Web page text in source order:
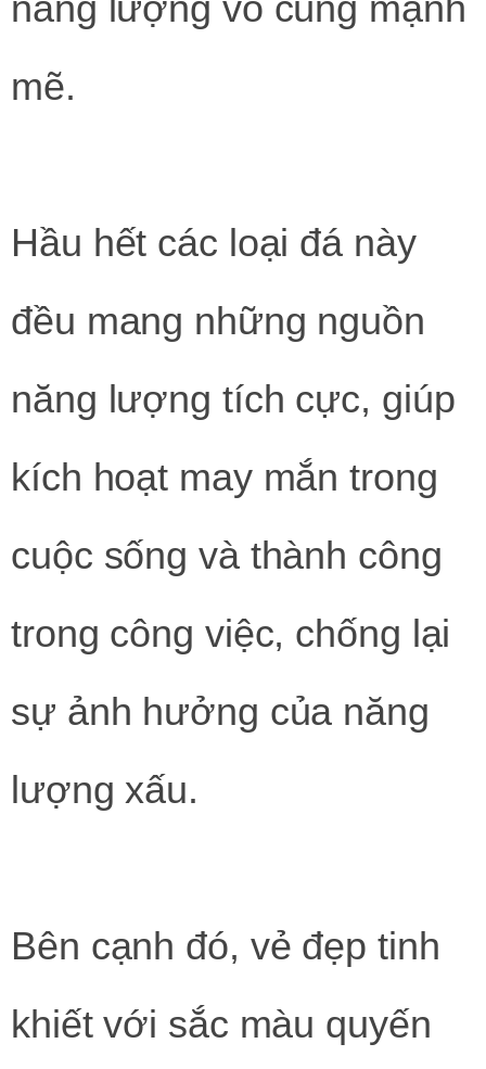
mẽ.
Hầu hết các loại đá này
đều mang những nguồn
năng lượng tích cực, giúp
kích hoạt may mắn trong
cuộc sống và thành công
trong công việc, chống lại
sự ảnh hưởng của năng
lượng xấu.
Bên cạnh đó, vẻ đẹp tinh
khiết với sắc màu quyến